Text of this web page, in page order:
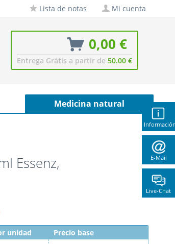
E-Mail
Live-Chat
Lista de notas Mi cuenta
0,00 €
Entrega Grátis a partir de 50.00 €
Medicina natural
Essenz,
unidad
Precio base